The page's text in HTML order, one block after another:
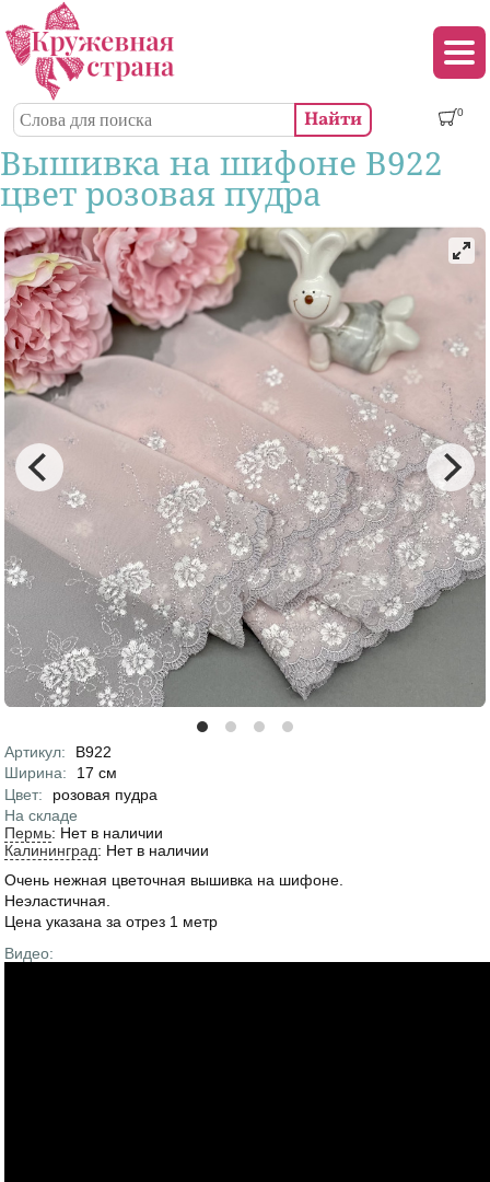
Перейти к основному содержанию
Форма поиска
Поиск 0
Вышивка на шифоне В922
цвет розовая пудра
Артикул:
В922
Характеристики
Ширина: 17 см
Цвет:
розовая пудра
На складе
Пермь: Нет в наличии
Калининград: Нет в наличии
Очень нежная цветочная вышивка на шифоне.
Неэластичная.
Цена указана за отрез 1 метр
Видео: